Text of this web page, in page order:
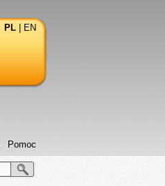
PL EN
Pomoc